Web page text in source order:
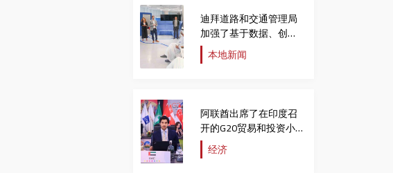
迪拜道路和交通管理局
加强了基于数据、创新
和元宇宙的移动应用服
务本地新闻
阿联酋出席了在印度召
开的G20贸易和投资小
组会议
经济